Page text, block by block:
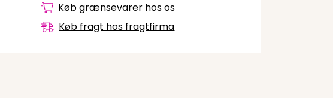
Køb grænsevarer hos os
Køb fragt hos fragtfirma